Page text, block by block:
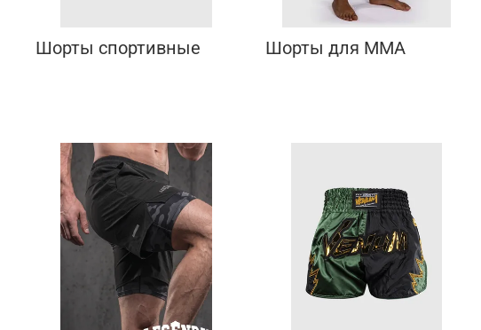
Шорты спортивные Шорты для ММА